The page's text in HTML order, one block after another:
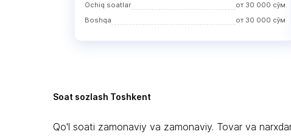
Ochiq soatlar
от 30 000 сўм
Boshqa
от 30 000 сўм
Soat sozlash Toshkent
Qo'l soati zamonaviy va zamonaviy. Tovar va